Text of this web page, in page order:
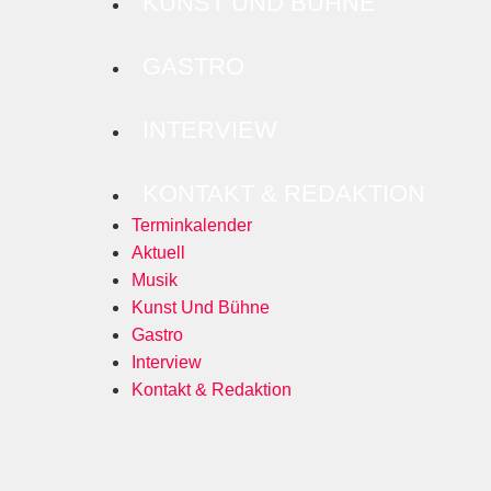
Terminkalender
Aktuell
Musik
Kunst Und Bühne
Gastro
Interview
Kontakt & Redaktion